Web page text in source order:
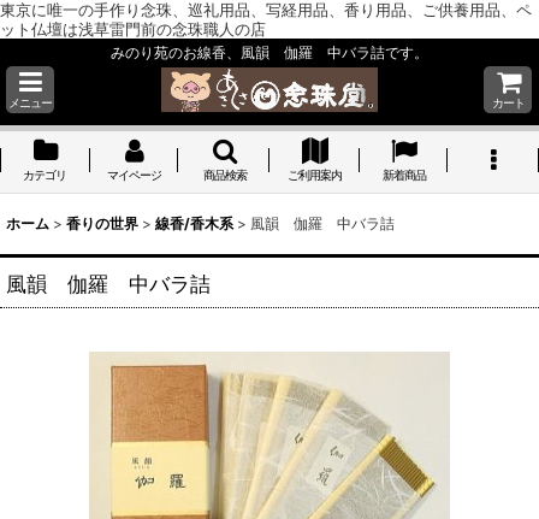
東京に唯一の手作り念珠、巡礼用品、写経用品、香り用品、ご供養用品、ペ
ット仏壇は浅草雷門前の念珠職人の店
みのり苑のお線香、風韻 伽羅 中バラ詰です。
メニュー カート
カテゴリ マイページ 商品検索 ご利用案内 新着商品
ホーム > 香りの世界 > 線香/香木系 > 風韻 伽羅 中バラ詰
風韻 伽羅 中バラ詰